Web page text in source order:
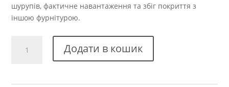
шурупів, фактичне навантаження та збіг покриття з
іншою фурнітурою.
меблевий
Додати в кошик